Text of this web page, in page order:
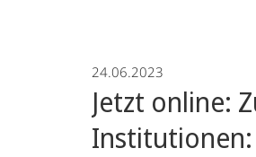
War
Crimes
24.06.2023
Jetzt online:
Institutionen: